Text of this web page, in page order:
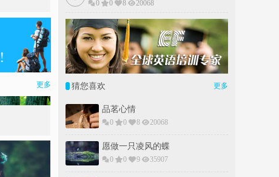
更多
0 0 8 20068
猜您喜欢 更多
品茗心情
0 0 8 20068
愿做一只凌风的蝶
0 0 9 35907